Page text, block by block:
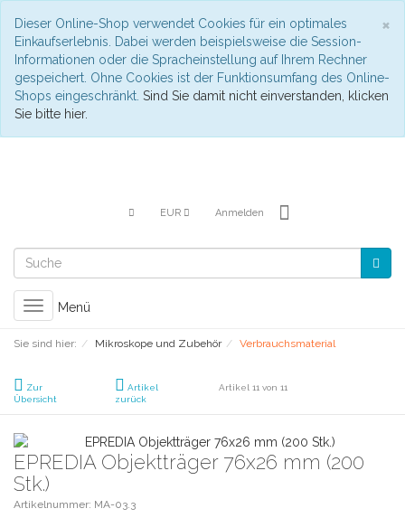
×
Dieser Online-Shop verwendet Cookies für ein optimales
Einkaufserlebnis. Dabei werden beispielsweise die Session-
Informationen oder die Spracheinstellung auf Ihrem Rechner
gespeichert. Ohne Cookies ist der Funktionsumfang des Online-
Shops eingeschränkt. Sind Sie damit nicht einverstanden, klicken
Sie bitte hier.
EUR Anmelden
Toggle
navigation
Menü
Sie sind hier: Mikroskope und Zubehör Verbrauchsmaterial
Zur
Übersicht
Artikel
zurück
Artikel 11 von 11
EPREDIA Objektträger 76x26 mm (200
Stk.)
Artikelnummer: MA-03.3